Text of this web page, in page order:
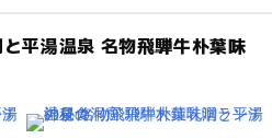
平湯温泉 名物飛騨牛朴葉味